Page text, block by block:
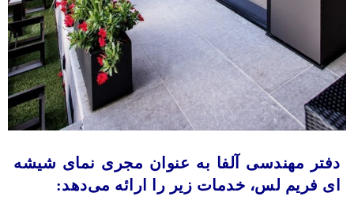
دفتر مهندسی آلفا به عنوان مجری نمای شیشه
ای فریم لس، خدمات زیر را ارائه می‌دهد: